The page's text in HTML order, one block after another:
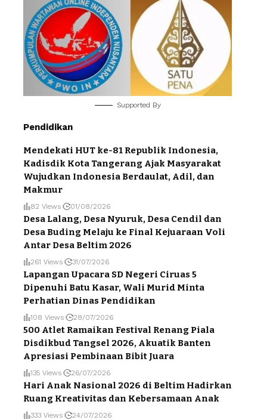
Supported By
Pendidikan
Mendekati HUT ke-81 Republik Indonesia,
Kadisdik Kota Tangerang Ajak Masyarakat
Wujudkan Indonesia Berdaulat, Adil, dan
Makmur
82 Views 01/08/2026
Desa Lalang, Desa Nyuruk, Desa Cendil dan
Desa Buding Melaju ke Final Kejuaraan Voli
Antar Desa Beltim 2026
261 Views 31/07/2026
Lapangan Upacara SD Negeri Ciruas 5
Dipenuhi Batu Kasar, Wali Murid Minta
Perhatian Dinas Pendidikan
108 Views 28/07/2026
500 Atlet Ramaikan Festival Renang Piala
Disdikbud Tangsel 2026, Akuatik Banten
Apresiasi Pembinaan Bibit Juara
135 Views 26/07/2026
Hari Anak Nasional 2026 di Beltim Hadirkan
Ruang Kreativitas dan Kebersamaan Anak
333 Views 24/07/2026